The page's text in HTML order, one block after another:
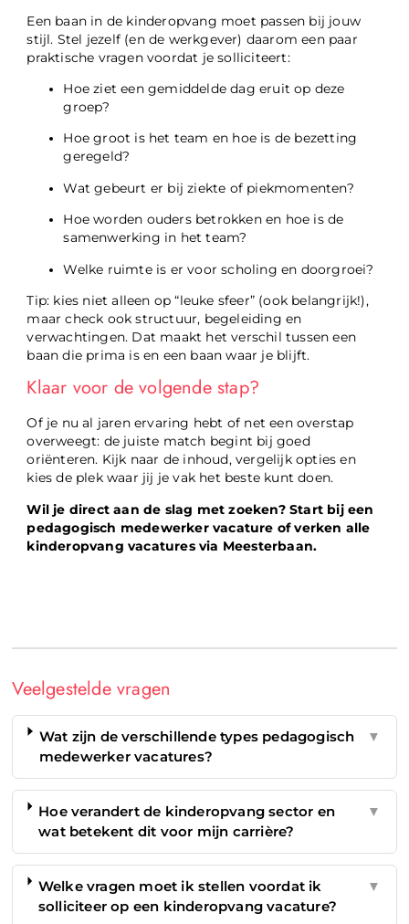
Een baan in de kinderopvang moet passen bij jouw
stijl. Stel jezelf (en de werkgever) daarom een paar
praktische vragen voordat je solliciteert:
Hoe ziet een gemiddelde dag eruit op deze
groep?
Hoe groot is het team en hoe is de bezetting
geregeld?
Wat gebeurt er bij ziekte of piekmomenten?
Hoe worden ouders betrokken en hoe is de
samenwerking in het team?
Welke ruimte is er voor scholing en doorgroei?
Tip: kies niet alleen op “leuke sfeer” (ook belangrijk!),
maar check ook structuur, begeleiding en
verwachtingen. Dat maakt het verschil tussen een
baan die prima is en een baan waar je blijft.
Klaar voor de volgende stap?
Of je nu al jaren ervaring hebt of net een overstap
overweegt: de juiste match begint bij goed
oriënteren. Kijk naar de inhoud, vergelijk opties en
kies de plek waar jij je vak het beste kunt doen.
Wil je direct aan de slag met zoeken? Start bij een
pedagogisch medewerker vacature of verken alle
kinderopvang vacatures via Meesterbaan.
Veelgestelde vragen
Wat zijn de verschillende types pedagogisch
medewerker vacatures?
▼
Hoe verandert de kinderopvang sector en
wat betekent dit voor mijn carrière?
▼
Welke vragen moet ik stellen voordat ik
solliciteer op een kinderopvang vacature?
▼